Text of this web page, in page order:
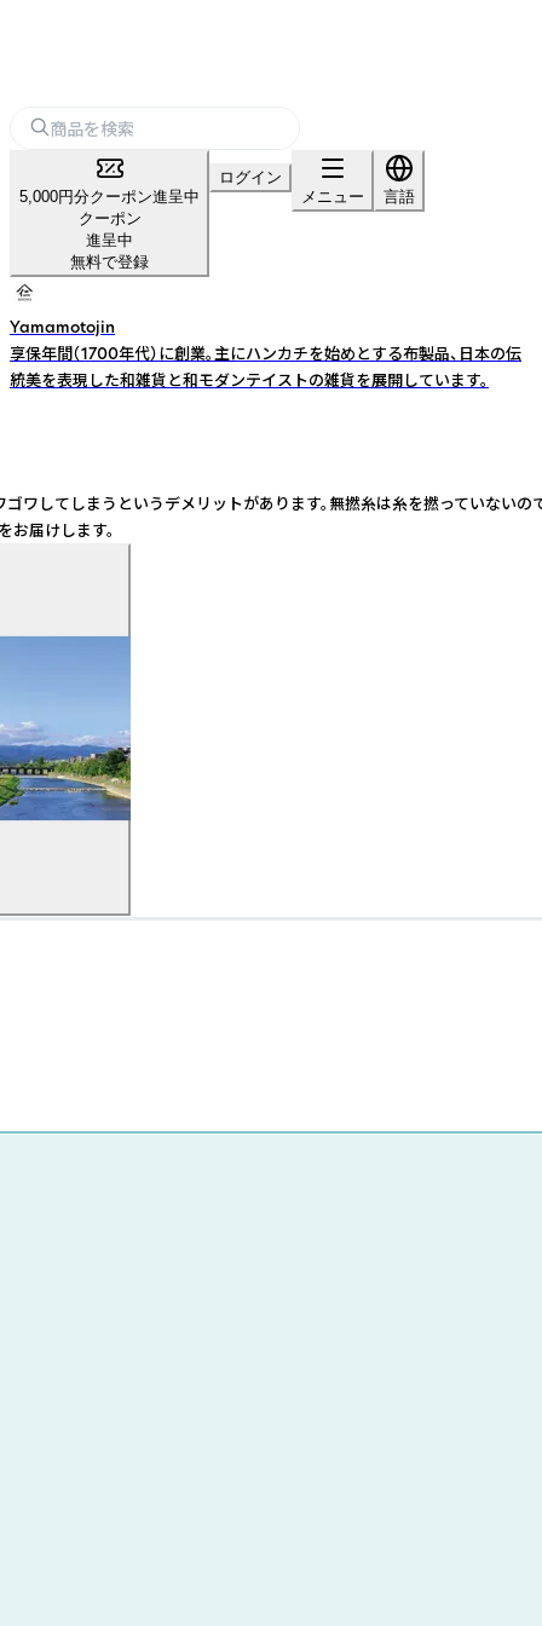
5,000円分クーポン進呈中
クーポン
進呈中
無料で登録
ログイン
メニュー
言語
Yamamotojin
享保年間（1700年代）に創業。主にハンカチを始めとする布製品、日本の伝
統美を表現した和雑貨と和モダンテイストの雑貨を展開しています。
てしまうというデメリットがあります。無撚糸は糸を撚ってい
届けします。